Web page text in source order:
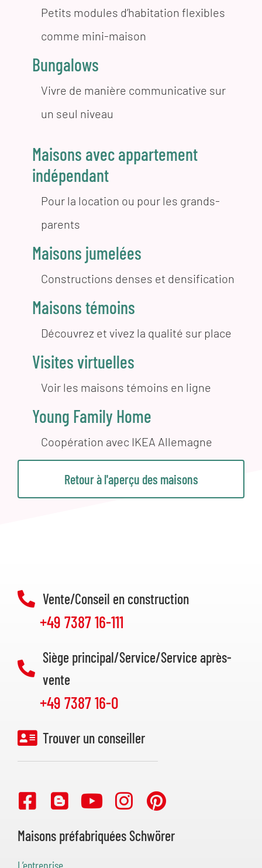
Petits modules d’habitation flexibles
comme mini-maison
Bungalows
Vivre de manière communicative sur
un seul niveau
Maisons avec appartement
indépendant
Pour la location ou pour les grands-
parents
Maisons jumelées
Constructions denses et densification
Maisons témoins
Découvrez et vivez la qualité sur place
Visites virtuelles
Voir les maisons témoins en ligne
Young Family Home
Coopération avec IKEA Allemagne
Retour à l'aperçu des maisons
Vente/Conseil en construction
+49 7387 16-111
Siège principal/Service/Service après-
vente
+49 7387 16-0
Trouver un conseiller
Maisons préfabriquées Schwörer
L’entreprise